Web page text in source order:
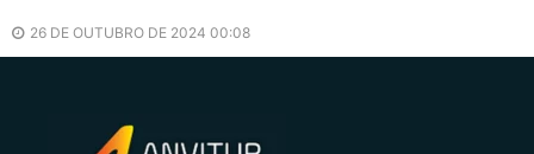
26 DE OUTUBRO DE 2024 00:08